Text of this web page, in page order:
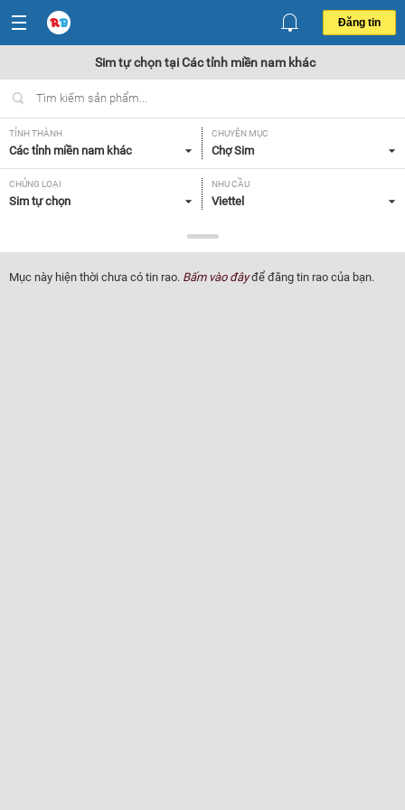
Đăng tin
Sim tự chọn tại Các tỉnh miền nam khác
TỈNH THÀNH
Các tỉnh miền nam khác
CHUYÊN MỤC
Chợ Sim
CHỦNG LOẠI
Sim tự chọn
NHU CẦU
Viettel
Tất cả
Mục này hiện thời chưa có tin rao. Bấm vào đâyđể đăng tin rao của bạn.